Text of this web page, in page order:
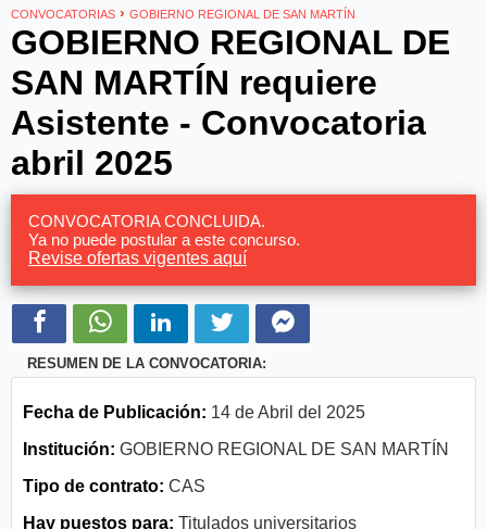
CONVOCATORIAS › GOBIERNO REGIONAL DE SAN MARTÍN
GOBIERNO REGIONAL DE
SAN MARTÍN requiere
Asistente - Convocatoria
abril 2025
CONVOCATORIA CONCLUIDA.
Ya no puede postular a este concurso.
Revise ofertas vigentes aquí
RESUMEN DE LA CONVOCATORIA:
Fecha de Publicación: 14 de Abril del 2025
Institución: GOBIERNO REGIONAL DE SAN MARTÍN
Tipo de contrato: CAS
Hay puestos para: Titulados universitarios